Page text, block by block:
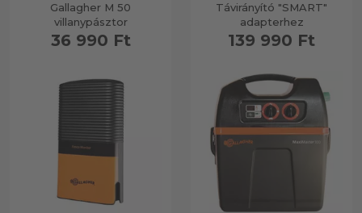
Gallagher M 50
villanypásztor
36 990 Ft
Távirányító "SMART"
adapterhez
139 990 Ft